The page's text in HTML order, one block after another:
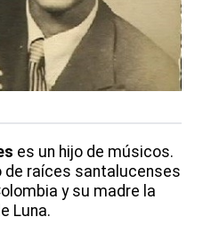
es un hijo de músicos.
de raíces santalucenses
y su madre la
Luna.